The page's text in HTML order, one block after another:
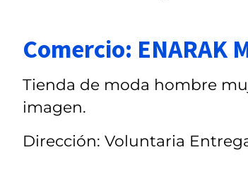
Comercio: ENARAK
Tienda de moda hombre
imagen.
Dirección: Voluntaria